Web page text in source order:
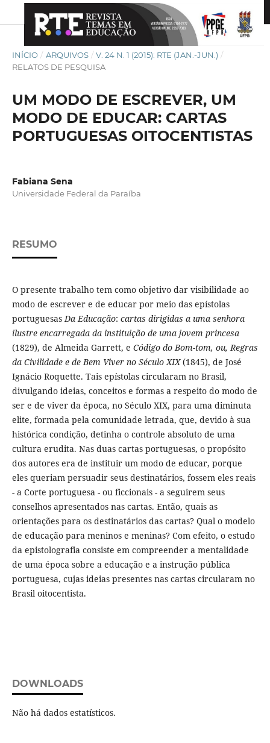
INÍCIO / ARQUIVOS / V. 24 N. 1 (2015): RTE (JAN.-JUN.) /
RELATOS DE PESQUISA
UM MODO DE ESCREVER, UM
MODO DE EDUCAR: CARTAS
PORTUGUESAS OITOCENTISTAS
Fabiana Sena
Universidade Federal da Paraíba
RESUMO
O presente trabalho tem como objetivo dar visibilidade ao
modo de escrever e de educar por meio das epístolas
portuguesasDa Educação: cartas dirigidas a uma senhora
ilustre encarregada da instituição de uma jovem princesa
(1829), de Almeida Garrett, e Código do Bom-tom, ou, Regras
da Civilidade e de Bem Viver no Século XIX(1845), de José
Ignácio Roquette. Tais epístolas circularam no Brasil,
divulgando ideias, conceitos e formas a respeito do modo de
ser e de viver da época, no Século XIX, para uma diminuta
elite, formada pela comunidade letrada, que, devido à sua
histórica condição, detinha o controle absoluto de uma
cultura erudita. Nas duas cartas portuguesas, o propósito
dos autores era de instituir um modo de educar, porque
eles queriam persuadir seus destinatários, fossem eles reais
- a Corte portuguesa - ou ficcionais - a seguirem seus
conselhos apresentados nas cartas. Então, quais as
orientações para os destinatários das cartas? Qual o modelo
de educação para meninos e meninas? Com efeito, o estudo
da epistolografia consiste em compreender a mentalidade
de uma época sobre a educação e a instrução pública
portuguesa, cujas ideias presentes nas cartas circularam no
Brasil oitocentista.
DOWNLOADS
Não há dados estatísticos.